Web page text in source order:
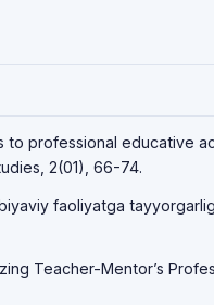
to professional educative
2(01), 66-74.
faoliyatga
Teacher-Mentor’s